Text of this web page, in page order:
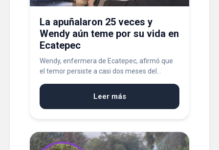
La apuñalaron 25 veces y
Wendy aún teme por su vida en
Ecatepec
Wendy, enfermera de Ecatepec, afirmó que
el temor persiste a casi dos meses del...
Leer más